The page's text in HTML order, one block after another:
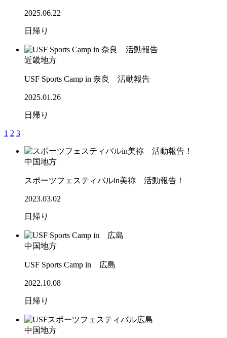
2025.06.22
日帰り
近畿地方
USF Sports Camp in 奈良 活動報告
2025.01.26
日帰り
1 2 3
中国地方
スポーツフェスティバルin美祢 活動報告！
2023.03.02
日帰り
中国地方
USF Sports Camp in 広島
2022.10.08
日帰り
中国地方